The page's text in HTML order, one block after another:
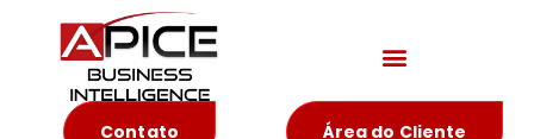
Contato Área do Cliente